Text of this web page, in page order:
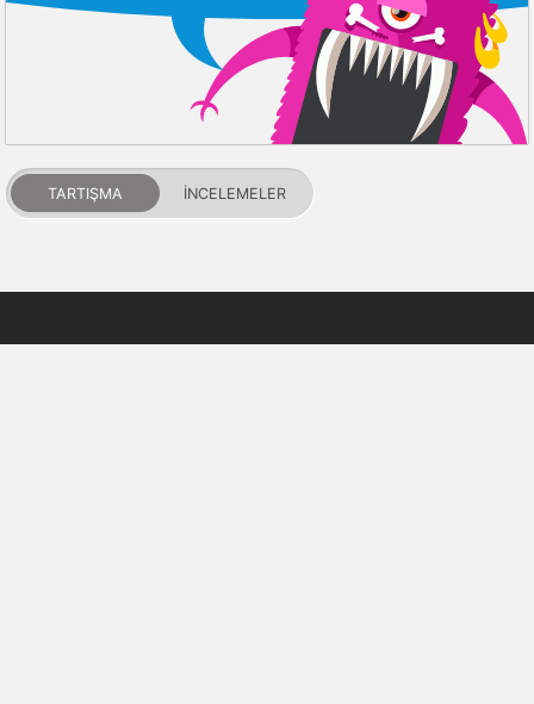
TARTIŞMA İNCELEMELER